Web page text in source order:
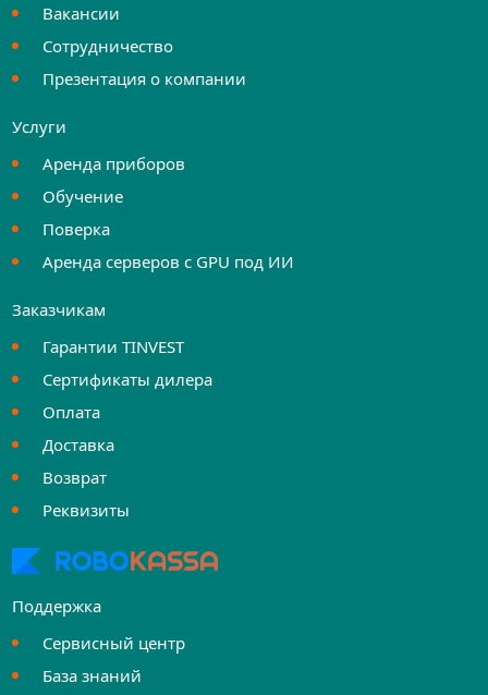
Вакансии
Сотрудничество
Презентация о компании
Услуги
Аренда приборов
Обучение
Поверка
Аренда серверов с GPU под ИИ
Заказчикам
Гарантии TINVEST
Сертификаты дилера
Оплата
Доставка
Возврат
Реквизиты
Поддержка
Сервисный центр
База знаний